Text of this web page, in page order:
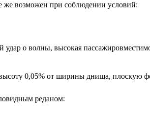
возможен при соблюдении условий:
о волны, высокая
0,05% от ширины днища, плоскую
реданом: